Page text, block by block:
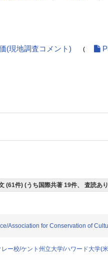
(現地調査コメント) (
(61件) (うち国際共著 19件、 査読あ
Association for Conservation of
ー校/ケント州立大学/ハワード大学(